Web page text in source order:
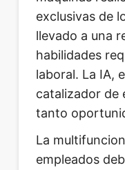
exclusivas de
llevado a una
habilidades
laboral. La IA,
catalizador de
tanto
La
empleados